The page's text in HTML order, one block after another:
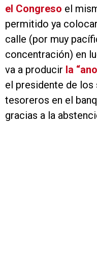
el Congreso el
permitido ya
calle (por muy
concentración) en
va a producir la
el presidente de los
tesoreros en el
gracias a la